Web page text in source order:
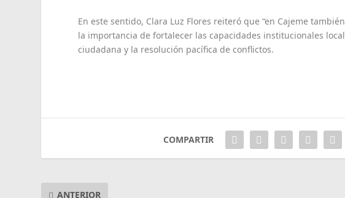
En este sentido, Clara Luz Flores reiteró que “en Cajeme
la importancia de fortalecer las capacidades institucionales
ciudadana y la resolución pacífica de conflictos.
COMPARTIR
ANTERIOR